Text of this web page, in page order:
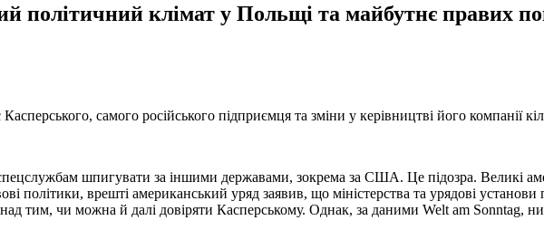
політичний клімат у Польщі та майбутнє правих
самого російського підприємця та зміни у керівництві його компанії
шпигувати за іншими державами, зокрема за США. Це підозра. Великі
політики, врешті американський уряд заявив, що міністерства та урядові
тим, чи можна й далі довіряти Касперському. Однак, за даними Welt am Sonntag,